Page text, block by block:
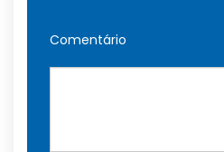
Comentário